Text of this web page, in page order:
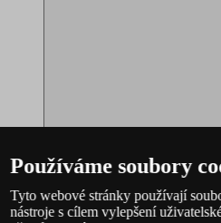
Používáme soubory
Tyto webové stránky používají
nástroje s cílem vylepšení